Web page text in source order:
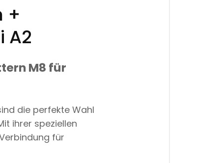
+
A2
M8 für
die perfekte Wahl
ihrer speziellen
für